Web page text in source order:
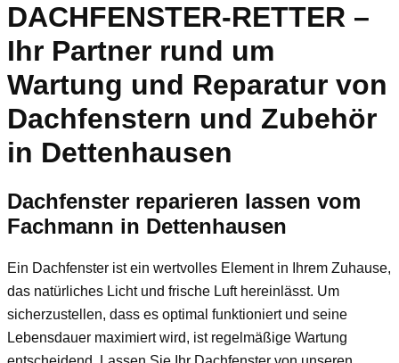
DACHFENSTER-RETTER –
Ihr Partner rund um
Wartung und Reparatur von
Dachfenstern und Zubehör
in Dettenhausen
Dachfenster reparieren lassen vom
Fachmann in Dettenhausen
Ein Dachfenster ist ein wertvolles Element in Ihrem Zuhause,
das natürliches Licht und frische Luft hereinlässt. Um
sicherzustellen, dass es optimal funktioniert und seine
Lebensdauer maximiert wird, ist regelmäßige Wartung